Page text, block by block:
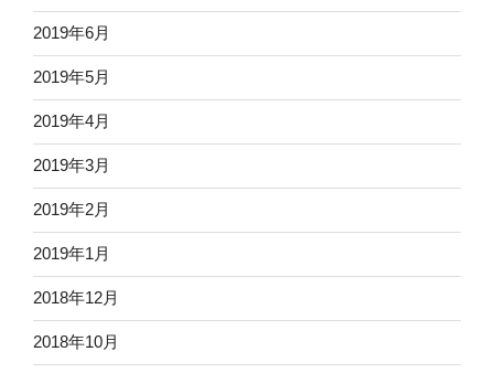
2019年6月
2019年5月
2019年4月
2019年3月
2019年2月
2019年1月
2018年12月
2018年10月